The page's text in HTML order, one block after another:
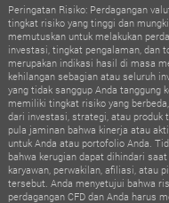
Peringatan Risiko: Perdagangan
tingkat risiko yang tinggi dan
memutuskan untuk melakukan
investasi, tingkat pengalaman, dan
merupakan indikasi hasil di masa
kehilangan sebagian atau seluruh
yang tidak sanggup Anda tanggung
memiliki tingkat risiko yang
dari investasi, strategi, atau produk
pula jaminan bahwa kinerja atau
untuk Anda atau portofolio Anda.
bahwa kerugian dapat dihindari
karyawan, perwakilan, afiliasi, atau
tersebut. Anda menyetujui bahwa
perdagangan CFD dan Anda harus